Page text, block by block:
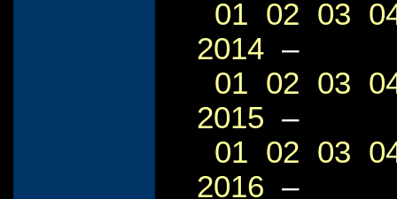
01 02 03
2014 –
01 02 03
2015 –
01 02 03
2016 –